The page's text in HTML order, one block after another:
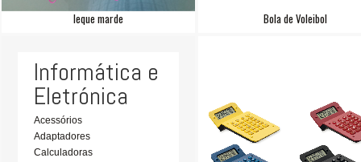
leque marde Bola de Voleibol
Informática e
Eletrónica
Acessórios
Adaptadores
Calculadoras